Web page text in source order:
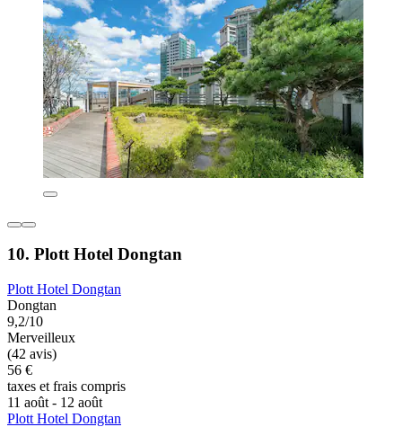
10. Plott Hotel Dongtan
Plott Hotel Dongtan
Dongtan
9,2/10
Merveilleux
(42 avis)
56 €
taxes et frais compris
11 août - 12 août
Plott Hotel Dongtan